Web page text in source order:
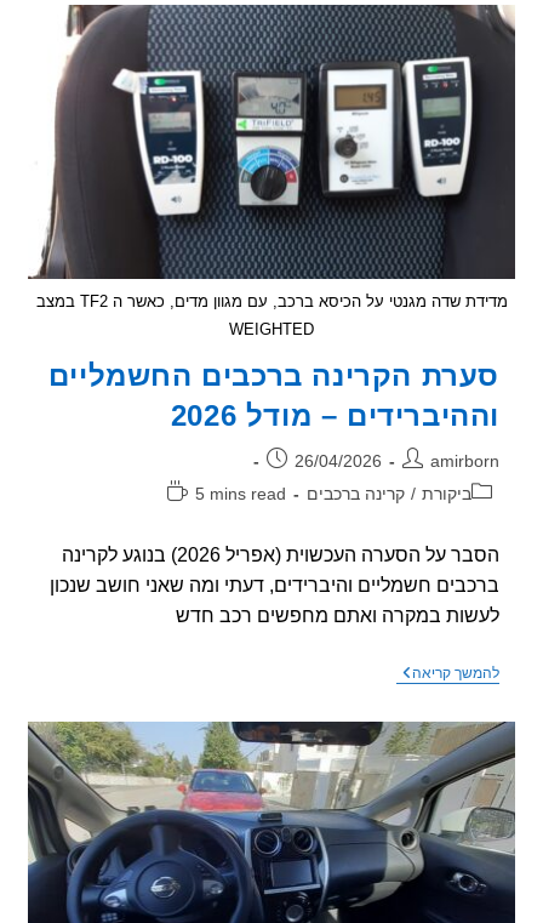
בידור
אנדרויד
ברכב
וכיבוי
כל
השידורים
מדידת שדה מגנטי על הכיסא ברכב, עם מגוון מדים, כאשר ה TF2 במצב
WEIGHTED
הקרינה ברכבים החשמליים
– מודל 2026
פורסם:
26/04/2026
ביקורת / קרינה ברכבים
זמן
5 mins read
הסבר על הסערה העכשוית (אפריל 2026) בנוגע לקרינה
חשמליים והיברידים, דעתי ומה שאני חושב שנכון
במקרה ואתם מחפשים רכב חדש
קריאהסערת
החשמליים
וההיברידים
–
מודל
2026